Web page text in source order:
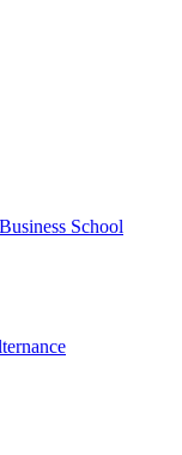
School